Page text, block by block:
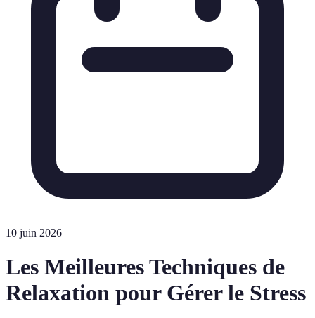
10 juin 2026
Les Meilleures Techniques de
Relaxation pour Gérer le Stress